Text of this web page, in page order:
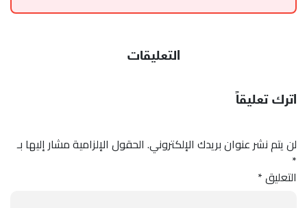
التعليقات
اترك تعليقاً
لن يتم نشر عنوان بريدك الإلكتروني. الحقول الإلزامية مشار إليها بـ
*
التعليق*